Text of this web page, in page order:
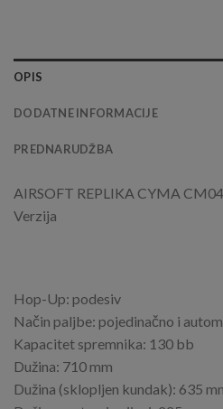
OPIS
DODATNE INFORMACIJE
PREDNARUDŽBA
AIRSOFT REPLIKA CYMA
Verzija
Hop-Up: podesiv
Način paljbe: pojedinačno i
Kapacitet spremnika: 130 bb
Dužina: 710 mm
Dužina (sklopljen kundak): 635